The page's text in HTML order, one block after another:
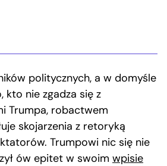
politycznych, a w domyśle
kto nie zgadza się z
Trumpa, robactwem
skojarzenia z retoryką
Trumpowi nic się nie
ów epitet w swoim wpisie